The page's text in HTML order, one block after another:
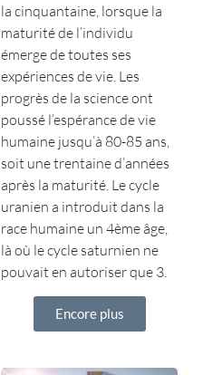
la cinquantaine, lorsque la
maturité de l’individu
émerge de toutes ses
expériences de vie. Les
progrès de la science ont
poussé l’espérance de vie
humaine jusqu’à 80-85 ans,
soit une trentaine d’années
après la maturité. Le cycle
uranien a introduit dans la
race humaine un 4ème âge,
là où le cycle saturnien ne
pouvait en autoriser que 3.
Encore plus